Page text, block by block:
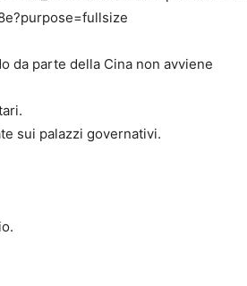
da parte della Cina non avviene
sui palazzi governativi.